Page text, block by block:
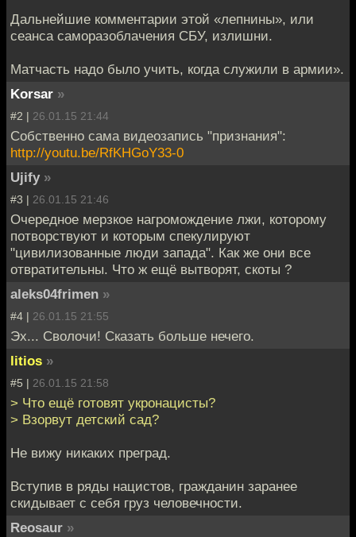
Дальнейшие комментарии этой «лепнины», или
сеанса саморазоблачения СБУ, излишни.
Матчасть надо было учить, когда служили в армии».
Korsar »
#2 | 26.01.15 21:44
Собственно сама видеозапись "признания":
http://youtu.be/RfKHGoY33-0
Ujify »
#3 | 26.01.15 21:46
Очередное мерзкое нагромождение лжи, которому
потворствуют и которым спекулируют
"цивилизованные люди запада". Как же они все
отвратительны. Что ж ещё вытворят, скоты ?
aleks04frimen »
#4 | 26.01.15 21:55
Эх... Сволочи! Сказать больше нечего.
litios »
#5 | 26.01.15 21:58
> Что ещё готовят укронацисты?
> Взорвут детский сад?
Не вижу никаких преград.
Вступив в ряды нацистов, гражданин заранее
скидывает с себя груз человечности.
Reosaur »